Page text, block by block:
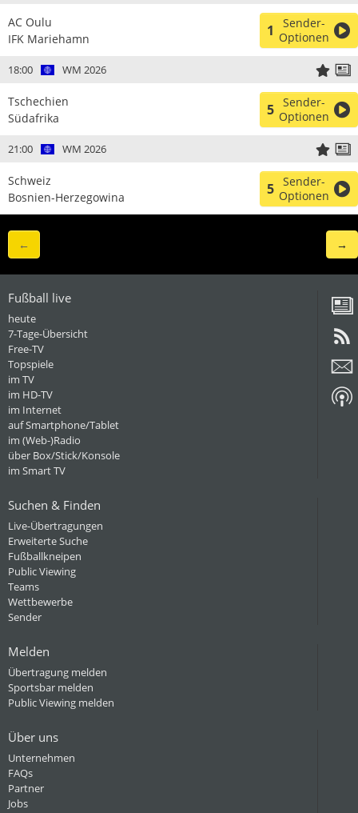
AC Oulu
IFK Mariehamn
1
Sender-
Optionen
18:00 WM 2026
Tschechien
Südafrika
5 Sender-
Optionen
21:00 WM 2026
Schweiz
Bosnien-Herzegowina
5 Sender-
Optionen
← →
Fußball live
heute
7-Tage-Übersicht
Free-TV
Topspiele
im TV
im HD-TV
im Internet
auf Smartphone/Tablet
im (Web-)Radio
über Box/Stick/Konsole
im Smart TV
Suchen & Finden
Live-Übertragungen
Erweiterte Suche
Fußballkneipen
Public Viewing
Teams
Wettbewerbe
Sender
Melden
Übertragung melden
Sportsbar melden
Public Viewing melden
Über uns
Unternehmen
FAQs
Partner
Jobs